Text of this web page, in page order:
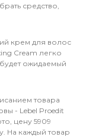
средство,
крем для волос
Cream легко
ожидаемый
товара
- Lebel Proedit
цену 5909
На каждый товар